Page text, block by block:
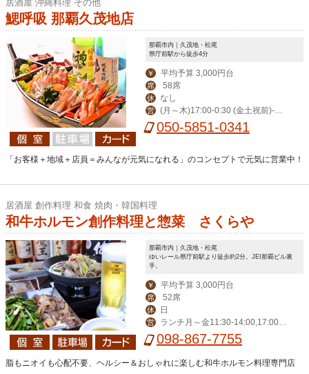
居酒屋 沖縄料理 その他
鰓呼吸 那覇久茂地店
那覇市内｜久茂地・松尾
県庁前駅から徒歩4分
￥ 平均予算 3,000円台
席 58席
休 なし
営
(月～木)17:00-0:30 (金土祝前)‐翌
1:00(日)‐0:00
050-5851-0341
「お客様＋地域＋店員＝みんなが元気になれる」のコンセプトで元気に営業中！
居酒屋 創作料理 和食 焼肉・韓国料理
和牛ホルモン創作料理と惣菜 さくらや
那覇市内｜久茂地・松尾
ゆいレール県庁前駅より徒歩約2分。JEI那覇ビル裏
手。
￥ 平均予算 3,000円台
席 52席
休 日
営
ランチ月～金11:30-14:00,17:00-2
4:00（LO 23:00）,祝日17:00-24:00
098-867-7755
脂もニオイも心配不要、ヘルシー＆おしゃれに楽しむ和牛ホルモン料理専門店